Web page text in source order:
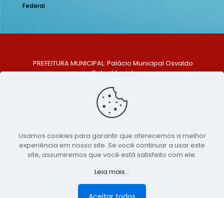
Federal
PREFEITURA MUNICIPAL: Palácio Municipal Osvaldo
Celso Maciel
Centro, São Bento do Una - PE. CEP: 553370-128
TELEFONE: (81) 99548-1569
E-MAIL: ouvidoria@saobentodouna.pe.gov.br
Copyright 2021-2026 - Assessoria de Comunicação da
Prefeitura de São Bento do Una - PE
publicidadeLumusWeb - Agência Digital
Usamos cookies para garantir que oferecemos a melhor
experiência em nosso site. Se você continuar a usar este
site, assumiremos que você está satisfeito com ele.
Leia mais...